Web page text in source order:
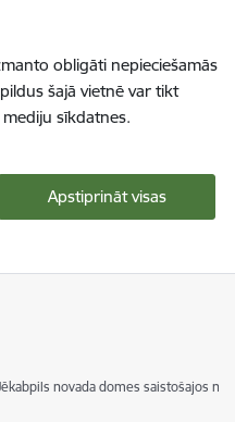
obligāti nepieciešamās
šajā vietnē var tikt
sīkdatnes.
Apstiprināt visas
novada domes saistošajos